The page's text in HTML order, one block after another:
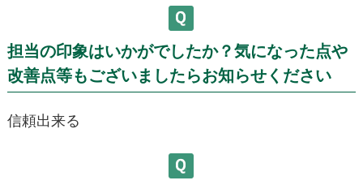
担当の印象はいかがでしたか？気になった点や
改善点等もございましたらお知らせください
信頼出来る